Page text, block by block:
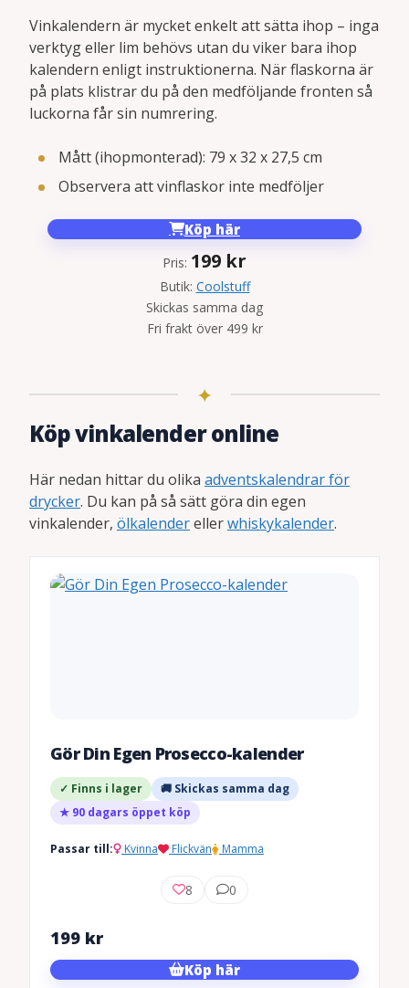
Vinkalendern är mycket enkelt att sätta ihop – inga
verktyg eller lim behövs utan du viker bara ihop
kalendern enligt instruktionerna. När flaskorna är
på plats klistrar du på den medföljande fronten så
luckorna får sin numrering.
Mått (ihopmonterad): 79 x 32 x 27,5 cm
Observera att vinflaskor inte medföljer
Köp här
Pris: 199 kr
Butik: Coolstuff
Skickas samma dag
Fri frakt över 499 kr
Köp vinkalender online
Här nedan hittar du olika adventskalendrar för
drycker. Du kan på så sätt göra din egen
vinkalender, ölkalenderellerwhiskykalender.
Gör Din Egen Prosecco-kalender
✓ Finns i lager
🚚 Skickas samma dag
★ 90 dagars öppet köp
Passar till: Kvinna Flickvän Mamma
8 0
199 kr
Köp här